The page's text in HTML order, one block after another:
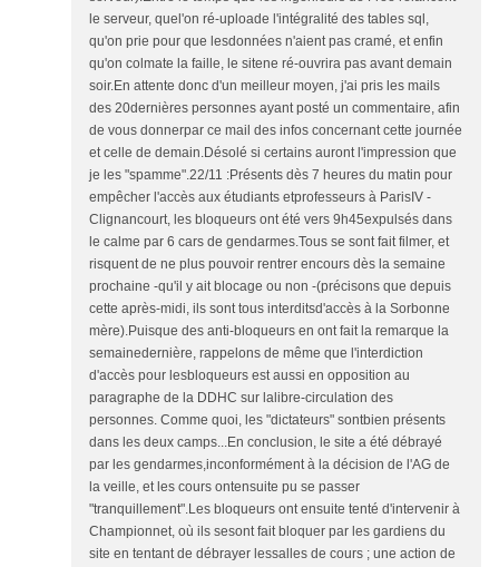
le serveur, quel'on ré-uploade l'intégralité des tables sql,
qu'on prie pour que lesdonnées n'aient pas cramé, et enfin
qu'on colmate la faille, le sitene ré-ouvrira pas avant demain
soir.En attente donc d'un meilleur moyen, j'ai pris les mails
des 20dernières personnes ayant posté un commentaire, afin
de vous donnerpar ce mail des infos concernant cette journée
et celle de demain.Désolé si certains auront l'impression que
je les "spamme".22/11 :Présents dès 7 heures du matin pour
empêcher l'accès aux étudiants etprofesseurs à ParisIV -
Clignancourt, les bloqueurs ont été vers 9h45expulsés dans
le calme par 6 cars de gendarmes.Tous se sont fait filmer, et
risquent de ne plus pouvoir rentrer encours dès la semaine
prochaine -qu'il y ait blocage ou non -(précisons que depuis
cette après-midi, ils sont tous interditsd'accès à la Sorbonne
mère).Puisque des anti-bloqueurs en ont fait la remarque la
semainedernière, rappelons de même que l'interdiction
d'accès pour lesbloqueurs est aussi en opposition au
paragraphe de la DDHC sur lalibre-circulation des
personnes. Comme quoi, les "dictateurs" sontbien présents
dans les deux camps...En conclusion, le site a été débrayé
par les gendarmes,inconformément à la décision de l'AG de
la veille, et les cours ontensuite pu se passer
"tranquillement".Les bloqueurs ont ensuite tenté d'intervenir à
Championnet, où ils sesont fait bloquer par les gardiens du
site en tentant de débrayer lessalles de cours ; une action de